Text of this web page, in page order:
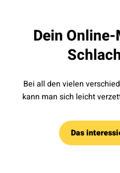
Dein
Bei all den vielen
kann man sich leicht
Das